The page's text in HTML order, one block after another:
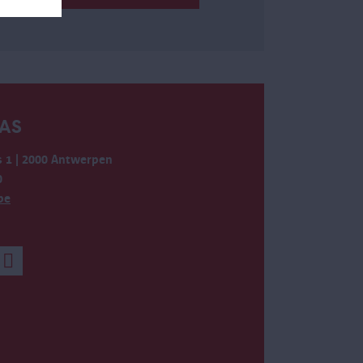
1 | 2000 Antwerpen